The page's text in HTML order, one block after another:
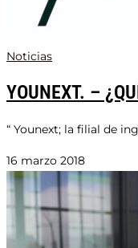
Noticias
YOUNEXT. –
“ Younext; la filial de
16 marzo 2018